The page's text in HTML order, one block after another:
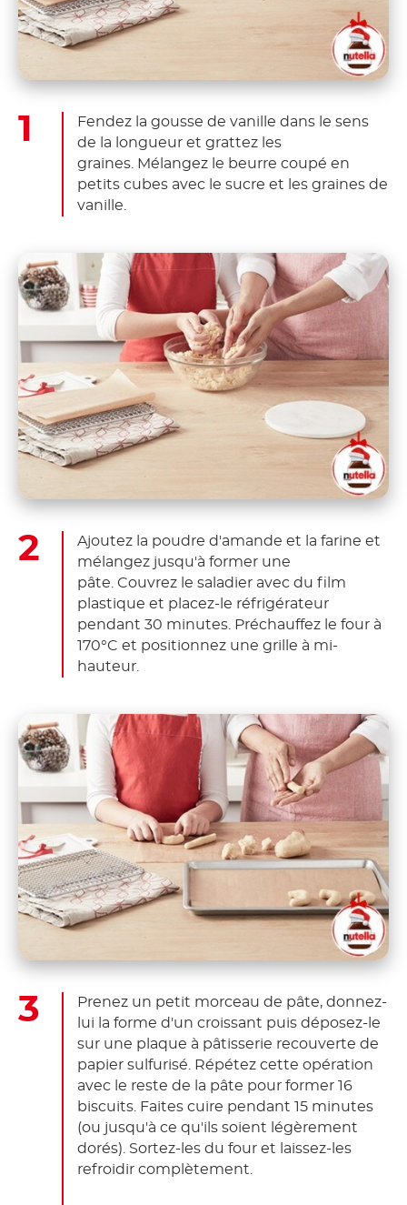
Fendez la gousse de vanille dans le sens
de la longueur et grattez les
graines. Mélangez le beurre coupé en
petits cubes avec le sucre et les graines de
vanille.
Ajoutez la poudre d'amande et la farine et
mélangez jusqu'à former une
pâte. Couvrez le saladier avec du film
plastique et placez-le réfrigérateur
pendant 30 minutes. Préchauffez le four à
170°C et positionnez une grille à mi-
hauteur.
Prenez un petit morceau de pâte, donnez-
lui la forme d'un croissant puis déposez-le
sur une plaque à pâtisserie recouverte de
papier sulfurisé. Répétez cette opération
avec le reste de la pâte pour former 16
biscuits. Faites cuire pendant 15 minutes
(ou jusqu'à ce qu'ils soient légèrement
dorés). Sortez-les du four et laissez-les
refroidir complètement.